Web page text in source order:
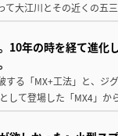
て大江川とその近くの
10年の時を経て進化
する「MX+工法」と、ジ
して登場した「MX4」